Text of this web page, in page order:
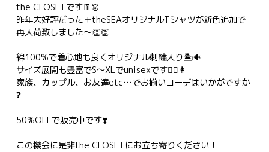
the CLOSETです👖👗
昨年大好評だった＋theSEAオリジナルTシャツが新色追加で
再入荷致しました〜👏👏
綿100%で着心地も良くオリジナル刺繍入り🏝🐠
サイズ展開も豊富でS〜XLでunisexです👱‍♂️👩
家族、カップル、お友達etc…でお揃いコーデはいかがですか
❓
50%OFFで販売中です❣️
この機会に是非the CLOSETにお立ち寄りください！